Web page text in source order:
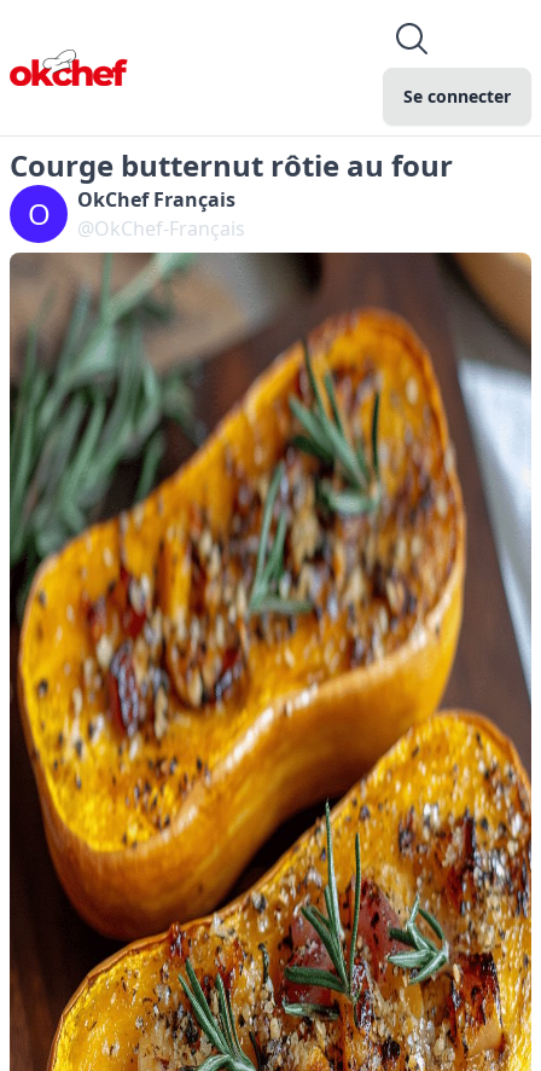
Se connecter
Courge butternut rôtie au four
O
OkChef Français
@OkChef-Français